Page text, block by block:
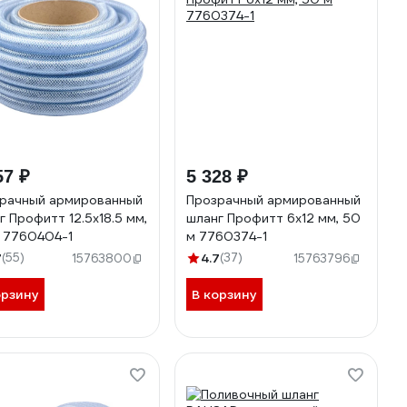
₽
армированный
Профитт 12.5х18.5 мм,
1
(55) 15763800
5 328 ₽
Прозрачный армированный
шланг Профитт 6х12 мм, 50
м 7760374-1
4.7(37) 15763796
В корзину